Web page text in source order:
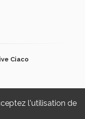
l'utilisation de
Ciaco